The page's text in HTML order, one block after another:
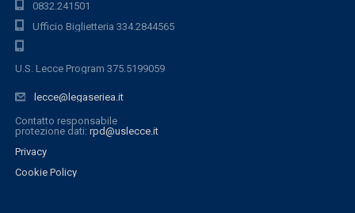
0832.241501
Ufficio Biglietteria 334.2844565
U.S. Lecce Program 375.5199059
lecce@legaseriea.it
Contatto responsabile
protezione dati: rpd@uslecce.it
Privacy
Cookie Policy